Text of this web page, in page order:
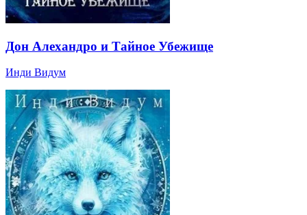
Дон Алехандро и Тайное Убежище
Инди Видум